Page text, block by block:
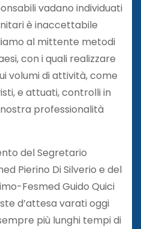
vadano individuati
è inaccettabile
al mittente metodi
con i quali realizzare
volumi di attività, come
e attuati, controlli in
professionalità
del Segretario
Pierino Di Silverio e del
Fesmed Guido Quici
d’attesa varati oggi
più lunghi tempi di